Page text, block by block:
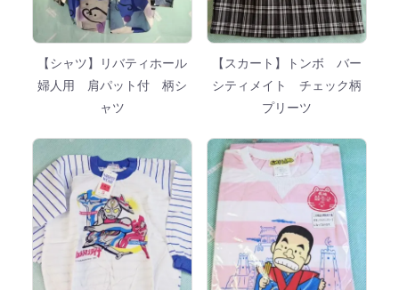
【シャツ】リバティホール
婦人用 肩パット付 柄シ
ャツ
【スカート】トンボ バー
シティメイト チェック柄
プリーツ